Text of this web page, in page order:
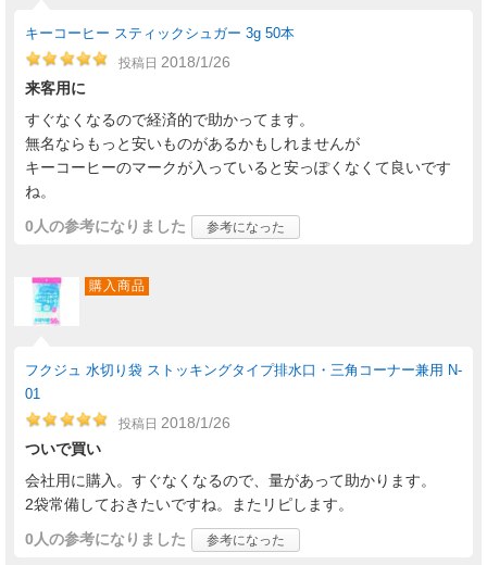
キーコーヒー スティックシュガー 3g 50本
投稿日 2018/1/26
来客用に
すぐなくなるので経済的で助かってます。
無名ならもっと安いものがあるかもしれませんが
キーコーヒーのマークが入っていると安っぽくなくて良いです
ね。
0人の参考になりました 参考になった
購入商品
フクジュ 水切り袋 ストッキングタイプ排水口・三角コーナー兼用 N-
01
投稿日 2018/1/26
ついで買い
会社用に購入。すぐなくなるので、量があって助かります。
2袋常備しておきたいですね。またリピします。
0人の参考になりました 参考になった